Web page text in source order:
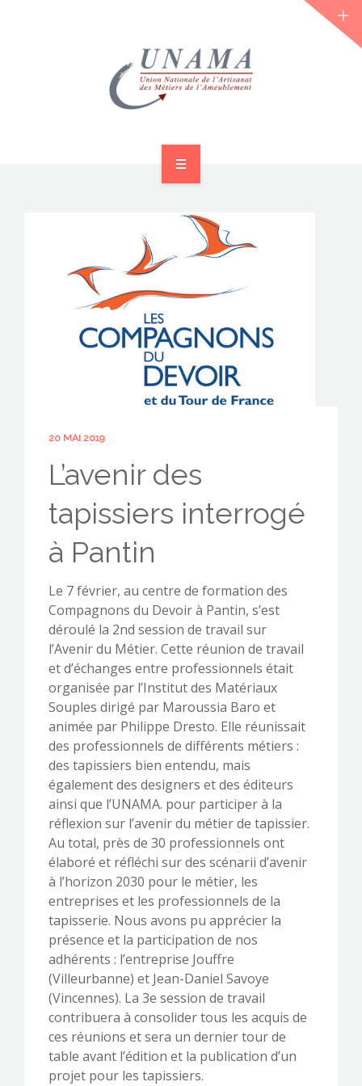
LES JOURNÉES 2026 ⌵
ACTUS & DOSSIERS
20 MAI 2019
L’avenir des
tapissiers interrogé
à Pantin
Le 7 février, au centre de formation des
Compagnons du Devoir à Pantin, s’est
déroulé la 2nd session de travail sur
l’Avenir du Métier. Cette réunion de travail
et d’échanges entre professionnels était
organisée par l’Institut des Matériaux
Souples dirigé par Maroussia Baro et
animée par Philippe Dresto. Elle réunissait
des professionnels de différents métiers :
des tapissiers bien entendu, mais
également des designers et des éditeurs
ainsi que l’UNAMA. pour participer à la
réflexion sur l’avenir du métier de tapissier.
Au total, près de 30 professionnels ont
élaboré et réfléchi sur des scénarii d’avenir
à l’horizon 2030 pour le métier, les
entreprises et les professionnels de la
tapisserie. Nous avons pu apprécier la
présence et la participation de nos
adhérents : l’entreprise Jouffre
(Villeurbanne) et Jean-Daniel Savoye
(Vincennes). La 3e session de travail
contribuera à consolider tous les acquis de
ces réunions et sera un dernier tour de
table avant l’édition et la publication d’un
projet pour les tapissiers.